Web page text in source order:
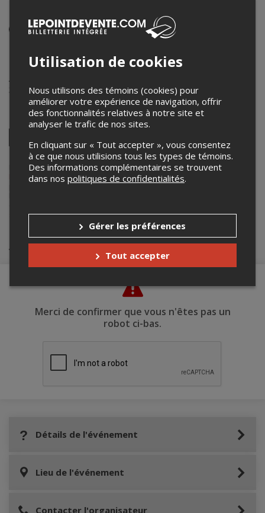
Événement en personne
11h00 – 12h00 / Entrée: 10h30
Auditorium du Château Madelinot
323, route 199,Cap-aux-Meules,QC,Canada
Partagez cet événement
Facebook
Twitter
LinkedinPinterestEnvoyer
par
courriel
Lepointdevente.com agit à titre de mandataire pourSofilm Cinéma
Parallèledans le cadre de l’affichage en ligne et la vente de billets
pour ses événements.
sofilmcinema@yahoo.ca.
Achat de billets
Merci de confirmer que vous n'êtes pas un
robot ci-bas.
Détails de l'événement
Lieu de l'événement
Contacter l'organisateur
Utilisation de cookies
Nous utilisons des témoins (cookies) pour
améliorer votre expérience de navigation, offrir
des fonctionnalités relatives à notre site et
analyser le trafic de nos sites.
En cliquant sur « Tout accepter », vous consentez
à ce que nous utilisions tous les types de témoins.
Des informations complémentaires se trouvent
dans nos politiques de confidentialités.
Gérer les préférences
Tout accepter